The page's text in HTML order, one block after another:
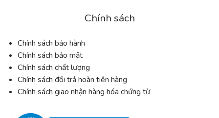
Chính sách
Chính sách bảo hành
Chính sách bảo mật
Chính sách chất lượng
Chính sách đổi trả hoàn tiền hàng
Chính sách giao nhận hàng hóa chứng từ